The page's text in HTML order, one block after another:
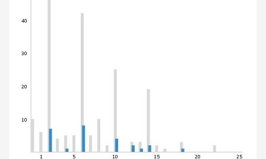
10
20
30
40
1 5 10 15 20 25